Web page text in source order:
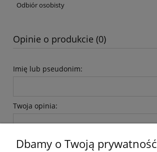
Odbiór osobisty
Opinie o produkcie (0)
Imię lub pseudonim:
Twoja opinia:
Dbamy o Twoją prywatność